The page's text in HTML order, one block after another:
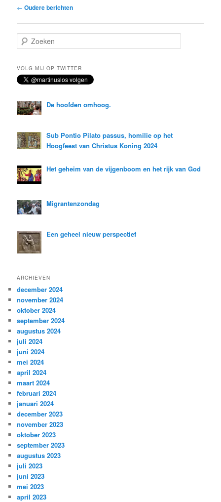
Bericht
← Oudere berichten
o
k
e
n
VOLG MIJ OP TWITTER
De hoofden omhoog.
Sub Pontio Pilato passus, homilie op het
Hoogfeest van Christus Koning 2024
Het geheim van de vijgenboom en het rijk van God
Migrantenzondag
Een geheel nieuw perspectief
ARCHIEVEN
december 2024
november 2024
oktober 2024
september 2024
augustus 2024
juli 2024
juni 2024
mei 2024
april 2024
maart 2024
februari 2024
januari 2024
december 2023
november 2023
oktober 2023
september 2023
augustus 2023
juli 2023
juni 2023
mei 2023
april 2023